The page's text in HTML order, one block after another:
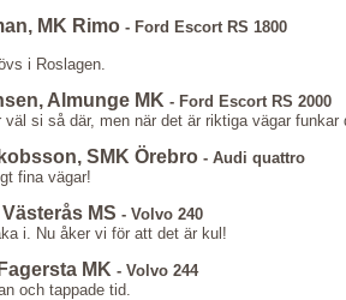
MK Rimo - Ford Escort RS 1800
i Roslagen.
Almunge MK - Ford Escort RS 2000
si så där, men när det är riktiga vägar funkar
SMK Örebro - Audi quattro
fina vägar!
MS - Volvo 240
i. Nu åker vi för att det är kul!
MK - Volvo 244
och tappade tid.